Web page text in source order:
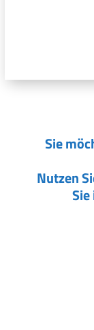
Sie
Nutzen